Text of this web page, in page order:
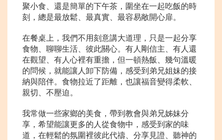
聚小食、還是簡單的下午茶，圍坐在一起吃飯的時
刻，總是最放鬆、最真實、最容易敞開心扉。
在餐桌上，我們不用刻意講大道理，只是一起分享
食物、聊聊生活、彼此關心。有人剛信主、有人還
在觀望、有人心裡有重擔，但一頓熱飯、幾句溫暖
的問候，就能讓人卸下防備，感受到弟兄姐妹的接
納與陪伴。食物拉近了距離，也讓福音變得柔軟、
親切、不壓迫。
我常做一些家鄉的美食，帶到教會與弟兄姊妹分
享，希望能讓更多的人從食物中，感受到家的味
道，在輕鬆的氛圍裡彼此代禱、分享見證、聽神的